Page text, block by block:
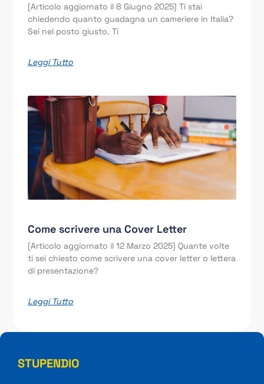
[Articolo aggiornato il 8 Giugno 2025] Ti stai
chiedendo quanto guadagna un cameriere in Italia?
Sei nel posto giusto. Ti
Leggi Tutto
Come scrivere una Cover Letter
[Articolo aggiornato il 12 Marzo 2025] Quante volte
ti sei chiesto come scrivere una cover letter o lettera
di presentazione?
Leggi Tutto
STUPENDIO